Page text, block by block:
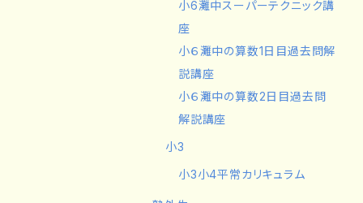
小6灘中スーパーテクニック講
座
小６灘中の算数1日目過去問解
説講座
小６灘中の算数2日目過去問
解説講座
小3
小3小4平常カリキュラム